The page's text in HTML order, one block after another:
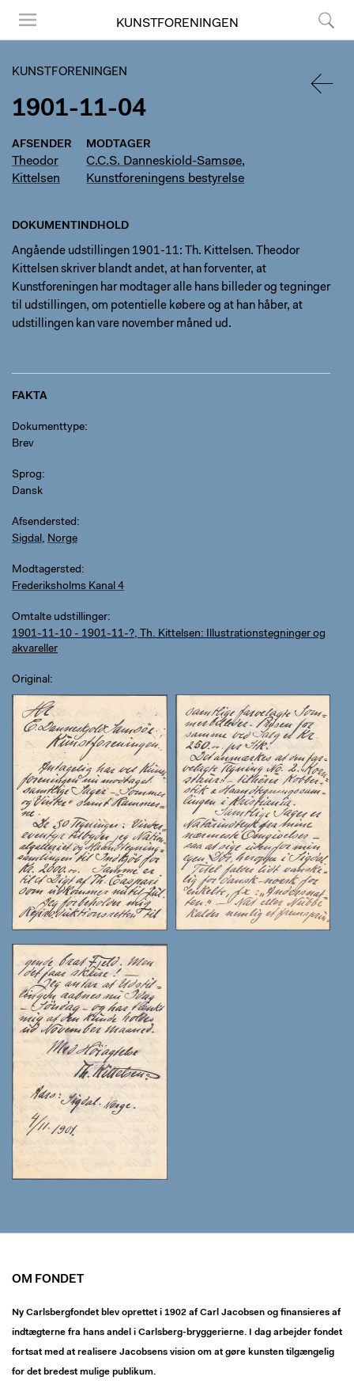
KUNSTFORENINGEN
KUNSTFORENINGEN
1901-11-04
AFSENDER
Theodor
Kittelsen
MODTAGER
C.C.S. Danneskiold-Samsøe,
Kunstforeningens bestyrelse
DOKUMENTINDHOLD
Angående udstillingen 1901-11: Th. Kittelsen. Theodor
Kittelsen skriver blandt andet, at han forventer, at
Kunstforeningen har modtager alle hans billeder og tegninger
til udstillingen, om potentielle købere og at han håber, at
udstillingen kan vare november måned ud.
FAKTA
Dokumenttype
Brev
Sprog
Dansk
Afsendersted
Sigdal, Norge
Modtagersted
Frederiksholms Kanal 4
Omtalte udstillinger
1901-11-10 - 1901-11-?, Th. Kittelsen: Illustrationstegninger og
akvareller
Original
OM FONDET
Ny Carlsbergfondet blev oprettet i 1902 af Carl Jacobsen og finansieres af
indtægterne fra hans andel i Carlsberg-bryggerierne. I dag arbejder fondet
fortsat med at realisere Jacobsens vision om at gøre kunsten tilgængelig
for det bredest mulige publikum.